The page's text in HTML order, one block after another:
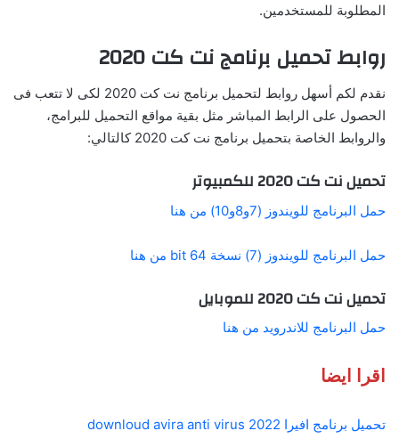
المطلوبة للمستخدمين.
روابط تحميل برنامج نت كت 2020
نقدم لكم أسهل روابط لتحميل برنامج نت كت 2020 لكى لا تتعب فى
الحصول على الرابط المباشر مثل بقية مواقع التحميل للبرامج،
والروابط الخاصة بتحميل برنامج نت كت 2020 كالتالي:
تحميل نت كت 2020 للكمبيوتر
حمل البرنامج للويندوز (7و8و10) من هنا
حمل البرنامج للويندوز (7) نسخة 64 bit من هنا
تحميل نت كت 2020 للموبايل
حمل البرنامج للاندرويد من هنا
اقرا ايضا
تحميل برنامج افيرا 2022 downloud avira anti virus